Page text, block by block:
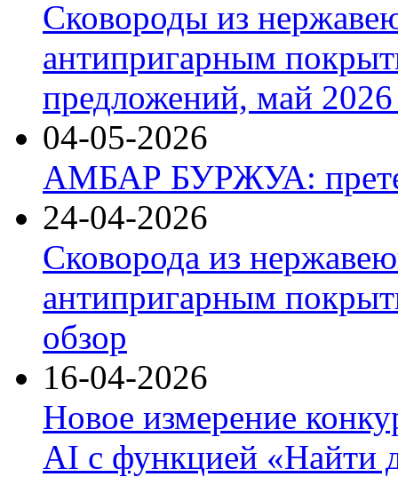
Сковороды из
антипригарным
предложений, май 2026
04-05-2026
АМБАР БУРЖУА:
24-04-2026
Сковорода из
антипригарным
обзор
16-04-2026
Новое измерение
AI с функцией «Найти